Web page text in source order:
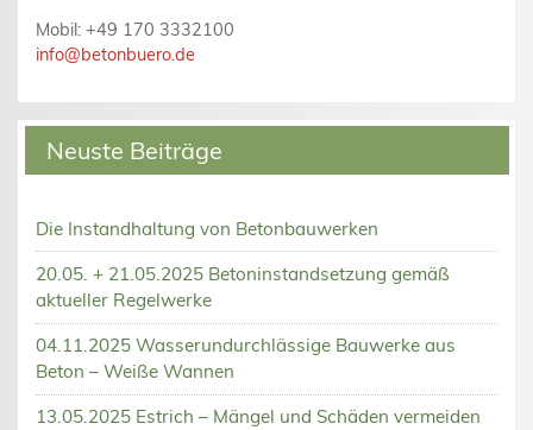
Mobil: +49 170 3332100
info@betonbuero.de
Neuste Beiträge
Die Instandhaltung von Betonbauwerken
20.05. + 21.05.2025 Betoninstandsetzung gemäß
aktueller Regelwerke
04.11.2025 Wasserundurchlässige Bauwerke aus
Beton – Weiße Wannen
13.05.2025 Estrich – Mängel und Schäden vermeiden